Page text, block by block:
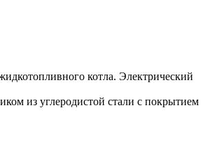
котла. Электрический
из углеродистой стали с покрытием